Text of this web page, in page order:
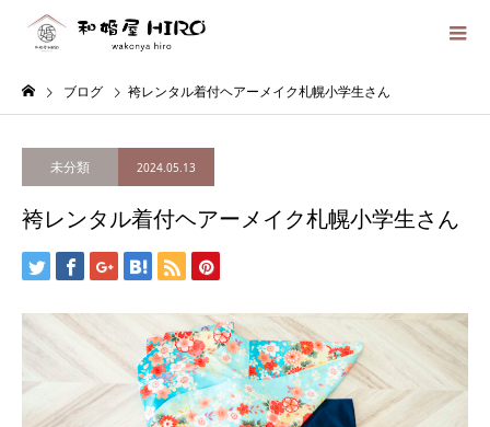
ブログ 袴レンタル着付ヘアーメイク札幌小学生さん
未分類 2024.05.13
袴レンタル着付ヘアーメイク札幌小学生さん